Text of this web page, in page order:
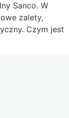
Sanco. W
zalety,
Czym jest